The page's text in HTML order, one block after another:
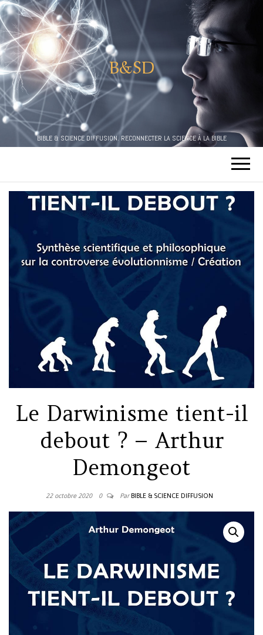
B&SD
BIBLE & SCIENCE DIFFUSION. RECONNECTER LA SCIENCE À LA BIBLE
Le Darwinisme tient-il
debout ? – Arthur
Demongeot
22 octobre 2020 0 Par BIBLE & SCIENCE DIFFUSION